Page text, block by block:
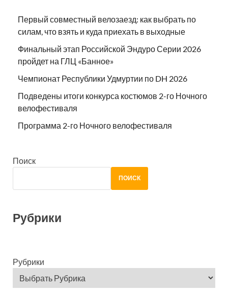
Первый совместный велозаезд: как выбрать по
силам, что взять и куда приехать в выходные
Финальный этап Российской Эндуро Серии 2026
пройдет на ГЛЦ «Банное»
Чемпионат Республики Удмуртии по DH 2026
Подведены итоги конкурса костюмов 2-го Ночного
велофестиваля
Программа 2-го Ночного велофестиваля
Поиск
ПОИСК
Рубрики
Рубрики